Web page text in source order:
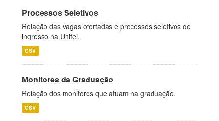
Processos Seletivos
Relação das vagas ofertadas e processos seletivos de
ingresso na Unifei.
CSV
Monitores da Graduação
Relação dos monitores que atuam na graduação.
CSV